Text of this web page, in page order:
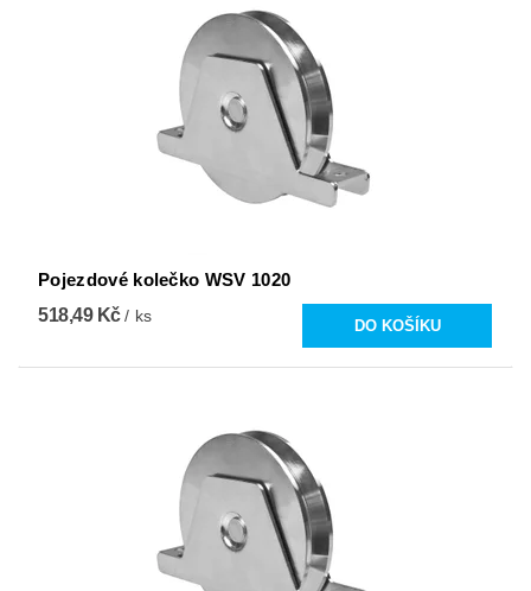
Pojezdové kolečko WSV 1020
518,49 Kč/ ks